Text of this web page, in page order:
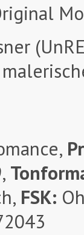
,
FSK: